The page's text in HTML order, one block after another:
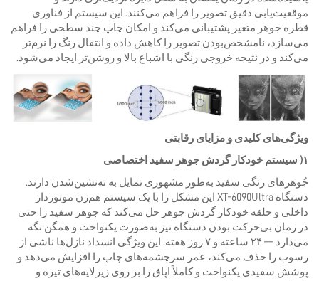
موقعیت‌یابی دقیق تصویر را فراهم می‌کنند. این سیستم از فناوری
قطره جوهر متغیر پشتیبانی می‌کند و امکان چاپ چند سطحی را فراهم
می‌سازد، نامشخص‌بودن تصویر را کاهش داده و انتقال رنگ را نرم‌تر
می‌کند و در نتیجه خروجی رنگی با اشباع بالا و روشن‌تر ایجاد می‌شود.
ویژگی‌های کلیدی و مزایای رقابتی
۱) سیستم خودکار گردش جوهر سفید اختصاصی
جُوهرهای رنگی سفید به‌طور مشهوری تمایل به ته‌نشین‌شدن دارند.
دستگاه XT-6090Ultra این مشکل را با یک سیستم هم‌زن موتوردار
داخلی و حلقه خودکار گردش جوهر حل می‌کند که جوهر سفید را حتی
در زمان بی‌حرکت بودن دستگاه نیز به‌صورت یکنواخت و همگن نگه
می‌دارد — ۲۴ ساعته و ۷ روز هفته. این ویژگی انسداد نازل‌ها ناشی از
رسوب را حذف می‌کند، عمر سرچشمه‌های چاپ را افزایش می‌دهد و
پوشش سفیدی یکنواخت و کاملاً اپاق را بر روی زیرلایه‌های تیره و